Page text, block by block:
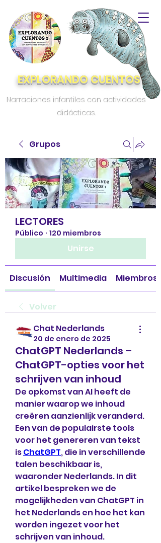
EXPLORANDO CUENTOS
Narraciones infantiles con actividades
didácticas.
Grupos
LECTORES
Público · 120 miembros
Unirse
Discusión Multimedia Miembros
Volver
Chat Nederlands
20 de enero de 2025
ChatGPT Nederlands –
ChatGPT-opties voor het
schrijven van inhoud
De opkomst van AI heeft de
manier waarop we inhoud
creëren aanzienlijk veranderd.
Een van de populairste tools
voor het genereren van tekst
is ChatGPT, die in verschillende
talen beschikbaar is,
waaronder Nederlands. In dit
artikel bespreken we de
mogelijkheden van ChatGPT in
het Nederlands en hoe het kan
worden ingezet voor het
schrijven van inhoud.